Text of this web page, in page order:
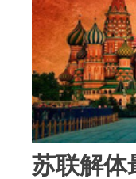
苏联解体